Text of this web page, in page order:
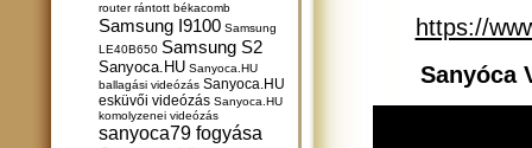
router rántott békacomb
Samsung I9100 Samsung
LE40B650 Samsung S2
Sanyoca.HU Sanyoca.HU
ballagási videózás Sanyoca.HU
esküvői videózás Sanyoca.HU
komolyzenei videózás
sanyoca79 fogyása
https://
Sanyóca